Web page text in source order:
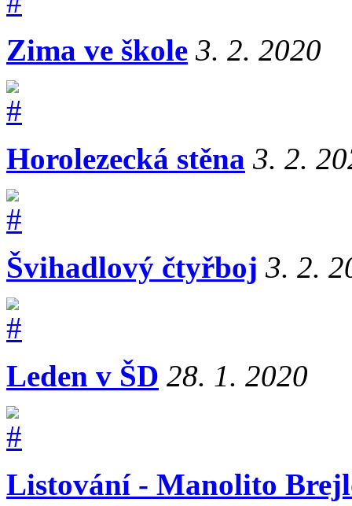
Zima ve škole 3. 2. 2020
Horolezecká stěna 3. 2.
Švihadlový čtyřboj 3. 2.
Leden v ŠD 28. 1. 2020
Listování - Manolito